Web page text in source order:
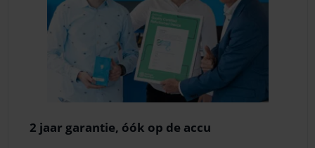
2 jaar garantie, óók op de accu